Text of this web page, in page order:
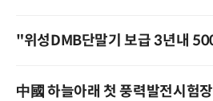
"위성DMB단말기 보급 3년내
中國 하늘아래 첫 풍력발전시험장